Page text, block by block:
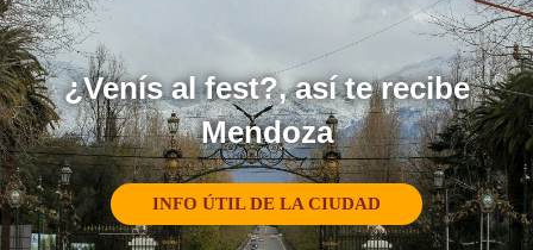
¿Venís al fest?, así te recibe
Mendoza
INFO ÚTIL DE LA CIUDAD